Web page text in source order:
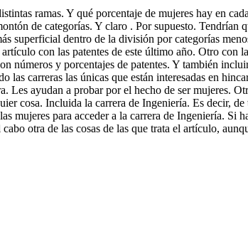
ramas. Y qué porcentaje de mujeres hay en
de categorías. Y claro . Por supuesto.
superficial dentro de la división por categorías
con las patentes de este último año. Otro con
números y porcentajes de patentes. Y también
carreras las únicas que están interesadas en
Les ayudan a probar por el hecho de ser mujeres.
cosa. Incluida la carrera de Ingeniería. Es decir,
mujeres para acceder a la carrera de Ingeniería. Si
otra de las cosas de las que trata el artículo,